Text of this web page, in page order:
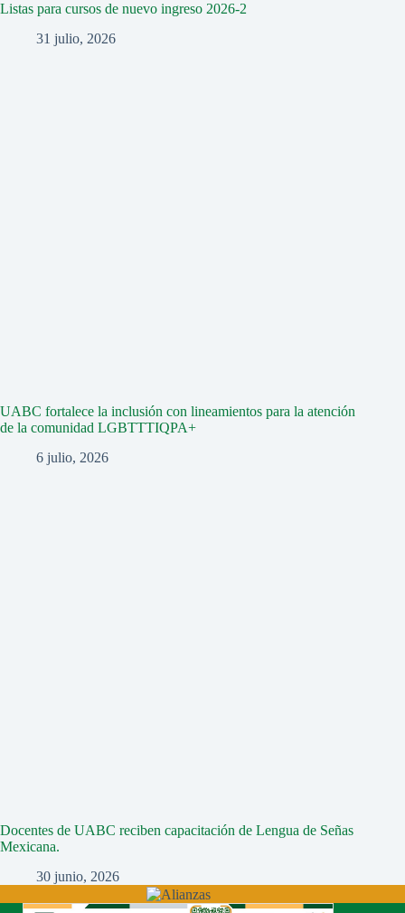
Listas para cursos de nuevo ingreso 2026-2
31 julio, 2026
UABC fortalece la inclusión con lineamientos para la atención
de la comunidad LGBTTTIQPA+
6 julio, 2026
Docentes de UABC reciben capacitación de Lengua de Señas
Mexicana.
30 junio, 2026